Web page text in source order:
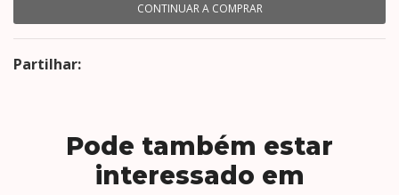
CONTINUAR A COMPRAR
Partilhar:
Pode também estar
interessado em